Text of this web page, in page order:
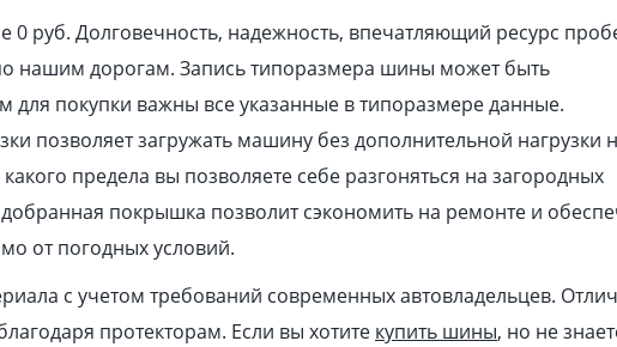
0 руб. Долговечность, надежность, впечатляющий ресурс
нашим дорогам. Запись типоразмера шины может быть
для покупки важны все указанные в типоразмере данные.
позволяет загружать машину без дополнительной нагрузки
предела вы позволяете себе разгоняться на загородных
покрышка позволит сэкономить на ремонте и
от погодных условий.
с учетом требований современных автовладельцев.
протекторам. Если вы хотите купить шины, но не